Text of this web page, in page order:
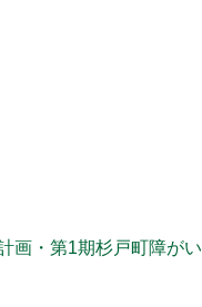
画・第1期杉戸町障がい